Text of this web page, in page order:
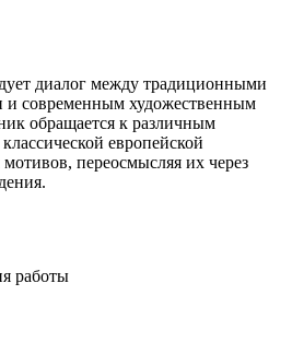
диалог между традиционными
и современным художественным
обращается к различным
европейской
переосмысляя их через
работы